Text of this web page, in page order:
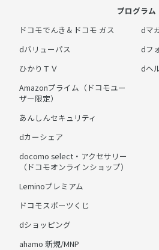
プログラム
ドコモでんき＆ドコモ ガス
dバリューパス
ひかりＴＶ
Amazonプライム（ドコモユー
ザー限定）
あんしんセキュリティ
dカーシェア
docomo select・アクセサリー
（ドコモオンラインショップ）
Leminoプレミアム
ドコモスポーツくじ
dショッピング
ahamo 新規/MNP
dマ
dフ
dヘ